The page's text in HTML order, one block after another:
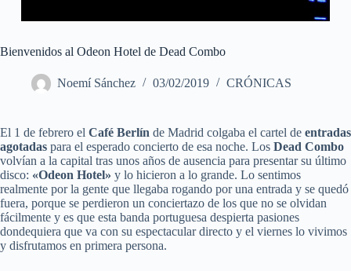
Bienvenidos al Odeon Hotel de Dead Combo
Noemí Sánchez 03/02/2019 CRÓNICAS
El 1 de febrero el Café Berlín de Madrid colgaba el cartel de entradas
agotadas para el esperado concierto de esa noche. Los Dead Combo
volvían a la capital tras unos años de ausencia para presentar su último
disco: «Odeon Hotel» y lo hicieron a lo grande. Lo sentimos
realmente por la gente que llegaba rogando por una entrada y se quedó
fuera, porque se perdieron un conciertazo de los que no se olvidan
fácilmente y es que esta banda portuguesa despierta pasiones
dondequiera que va con su espectacular directo y el viernes lo vivimos
y disfrutamos en primera persona.